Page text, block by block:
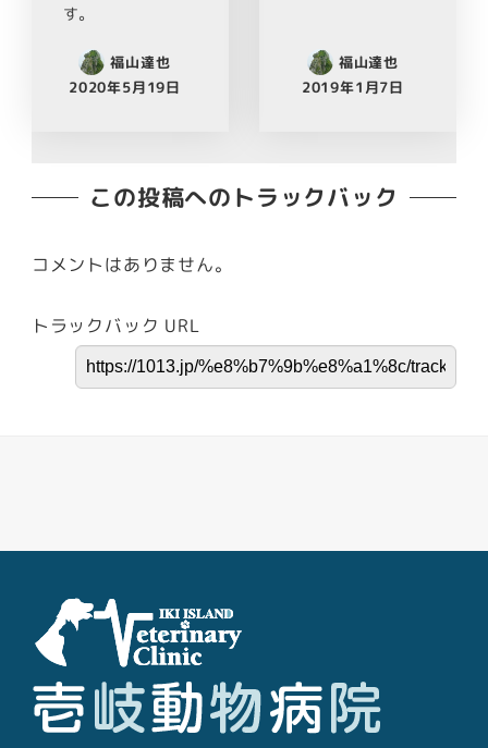
す。
福山達也
2020年5月19日
福山達也
2019年1月7日
この投稿へのトラックバック
コメントはありません。
トラックバック URL